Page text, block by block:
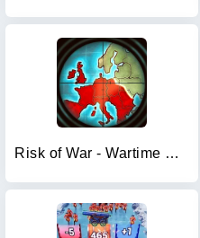
Risk of War - Wartime Glory